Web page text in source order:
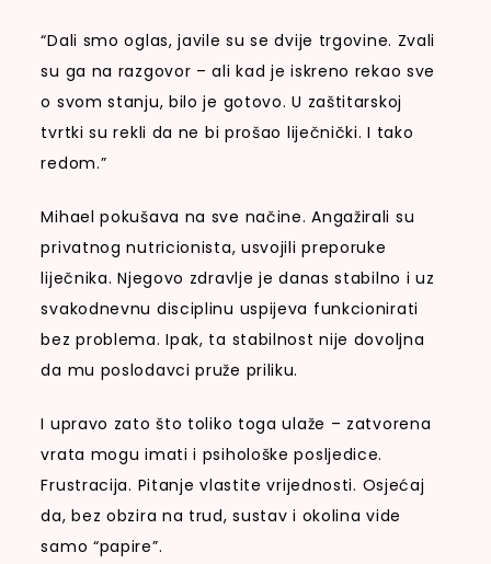
“Dali smo oglas, javile su se dvije trgovine. Zvali
su ga na razgovor – ali kad je iskreno rekao sve
o svom stanju, bilo je gotovo. U zaštitarskoj
tvrtki su rekli da ne bi prošao liječnički. I tako
redom.”
Mihael pokušava na sve načine. Angažirali su
privatnog nutricionista, usvojili preporuke
liječnika. Njegovo zdravlje je danas stabilno i uz
svakodnevnu disciplinu uspijeva funkcionirati
bez problema. Ipak, ta stabilnost nije dovoljna
da mu poslodavci pruže priliku.
I upravo zato što toliko toga ulaže – zatvorena
vrata mogu imati i psihološke posljedice.
Frustracija. Pitanje vlastite vrijednosti. Osjećaj
da, bez obzira na trud, sustav i okolina vide
samo “papire”.